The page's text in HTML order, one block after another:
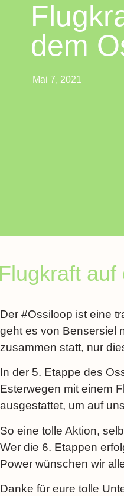
dem
Mai 7, 2021
auf
Der #Ossiloop ist eine
geht es von Bensersiel
zusammen statt, nur
In der 5. Etappe des
Esterwegen mit einem
ausgestattet, um auf
So eine tolle Aktion,
Wer die 6. Etappen
Power wünschen wir
Danke für eure tolle